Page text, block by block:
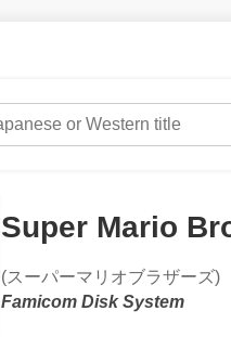
Super Mario
(スーパーマリオブラザーズ)
Famicom Disk System